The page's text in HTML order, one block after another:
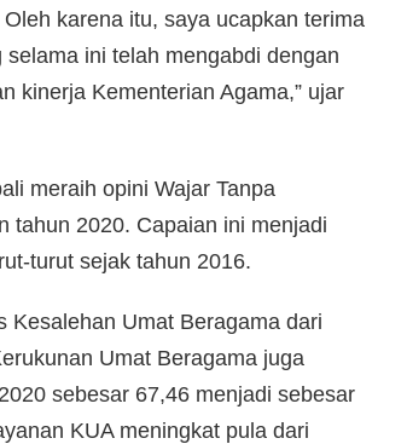
karena itu, saya ucapkan terima
ini telah mengabdi dengan
kinerja Kementerian Agama,” ujar
meraih opini Wajar Tanpa
tahun 2020. Capaian ini menjadi
turut sejak tahun 2016.
Kesalehan Umat Beragama dari
Umat Beragama juga
sebesar 67,46 menjadi sebesar
KUA meningkat pula dari